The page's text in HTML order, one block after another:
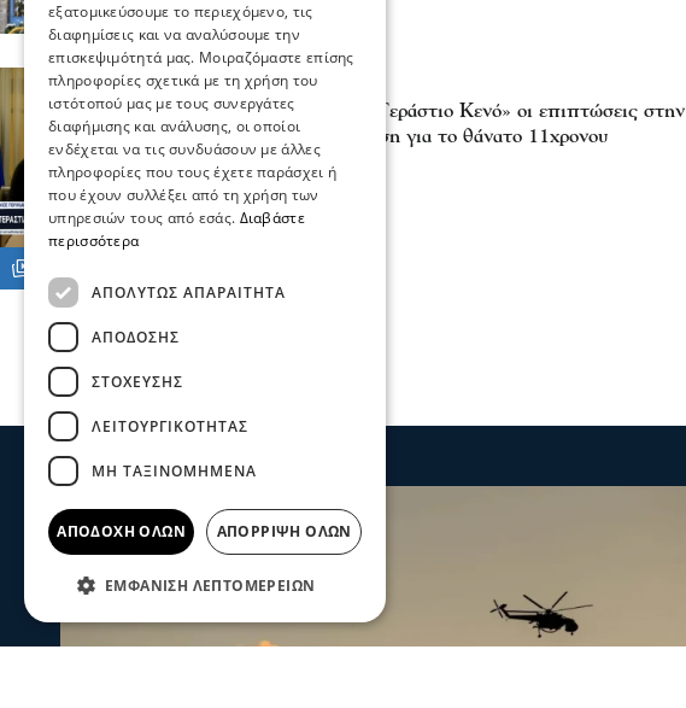
Σχόλια και...άλλα
Παύλος Πουλιάκας: «Τεράστιο Κενό» οι επιπτώσεις
Σερρών από την απόφαση για το θάνατο 11χρονου
01 Ιου 2025, 18:24
εξατομικεύσουμε το περιεχόμενο, τις
διαφημίσεις και να αναλύσουμε την
επισκεψιμότητά μας. Μοιραζόμαστε επίσης
πληροφορίες σχετικά με τη χρήση του
ιστότοπού μας με τους συνεργάτες
διαφήμισης και ανάλυσης, οι οποίοι
ενδέχεται να τις συνδυάσουν με άλλες
πληροφορίες που τους έχετε παράσχει ή
που έχουν συλλέξει από τη χρήση των
υπηρεσιών τους από εσάς. Διαβάστε
περισσότερα
ΑΠΟΛΎΤΩΣ ΑΠΑΡΑΊΤΗΤΑ
ΑΠΌΔΟΣΗΣ
ΣΤΌΧΕΥΣΗΣ
ΛΕΙΤΟΥΡΓΙΚΌΤΗΤΑΣ
ΜΗ ΤΑΞΙΝΟΜΗΜΈΝΑ
ΑΠΟΔΟΧΉ ΌΛΩΝ ΑΠΌΡΡΙΨΗ ΌΛΩΝ
ΕΜΦΆΝΙΣΗ ΛΕΠΤΟΜΕΡΕΙΏΝ